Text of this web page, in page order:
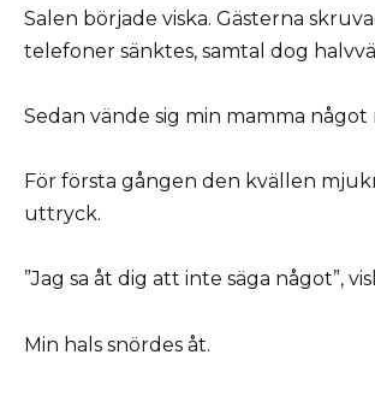
Salen började viska. Gästerna
telefoner sänktes, samtal dog
Sedan vände sig min mamma något
För första gången den kvällen
uttryck.
”Jag sa åt dig att inte säga något”,
Min hals snördes åt.